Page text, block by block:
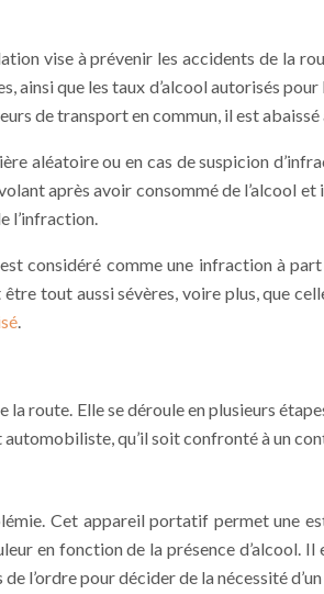
vise à prévenir les accidents de la
que les taux d’alcool autorisés
de transport en commun, il est abaissé
aléatoire ou en cas de suspicion
après avoir consommé de l’alcool
l’infraction.
considéré comme une infraction à
tout aussi sévères, voire plus, que
route. Elle se déroule en plusieurs
qu’il soit confronté à un
Cet appareil portatif permet une
en fonction de la présence d’alcool.
l’ordre pour décider de la nécessité